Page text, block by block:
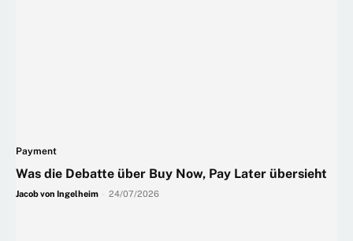
Payment
Was die Debatte über Buy Now, Pay Later übersieht
Jacob von Ingelheim 24/07/2026